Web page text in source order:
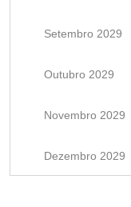
Setembro 2029
Outubro 2029
Novembro 2029
Dezembro 2029